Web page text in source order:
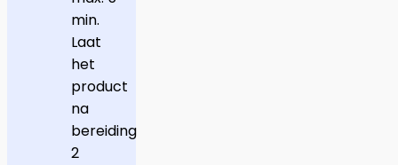
min.
Laat
het
product
na
bereiding
2